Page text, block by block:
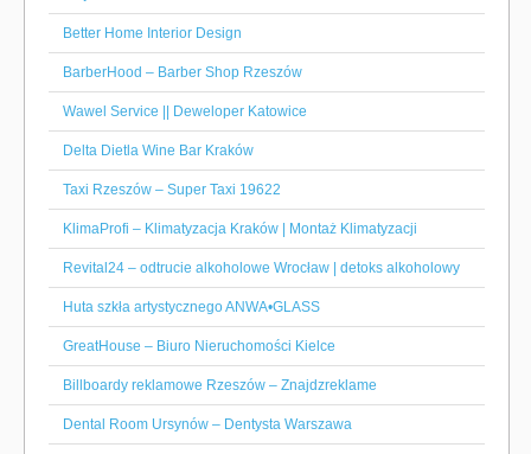
Better Home Interior Design
BarberHood – Barber Shop Rzeszów
Wawel Service || Deweloper Katowice
Delta Dietla Wine Bar Kraków
Taxi Rzeszów – Super Taxi 19622
KlimaProfi – Klimatyzacja Kraków | Montaż Klimatyzacji
Revital24 – odtrucie alkoholowe Wrocław | detoks alkoholowy
Huta szkła artystycznego ANWA•GLASS
GreatHouse – Biuro Nieruchomości Kielce
Billboardy reklamowe Rzeszów – Znajdzreklame
Dental Room Ursynów – Dentysta Warszawa